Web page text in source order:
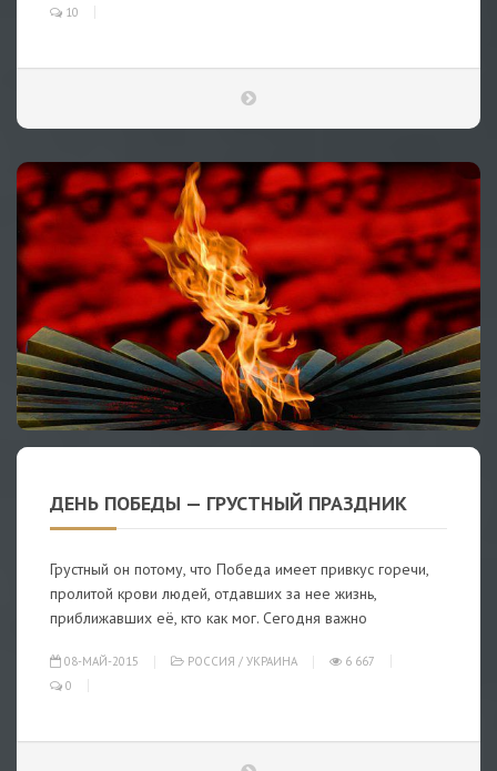
10
ДЕНЬ ПОБЕДЫ — ГРУСТНЫЙ ПРАЗДНИК
Грустный он потому, что Победа имеет привкус горечи,
пролитой крови людей, отдавших за нее жизнь,
приближавших её, кто как мог. Сегодня важно
08-МАЙ-2015 РОССИЯ / УКРАИНА
6 667
0